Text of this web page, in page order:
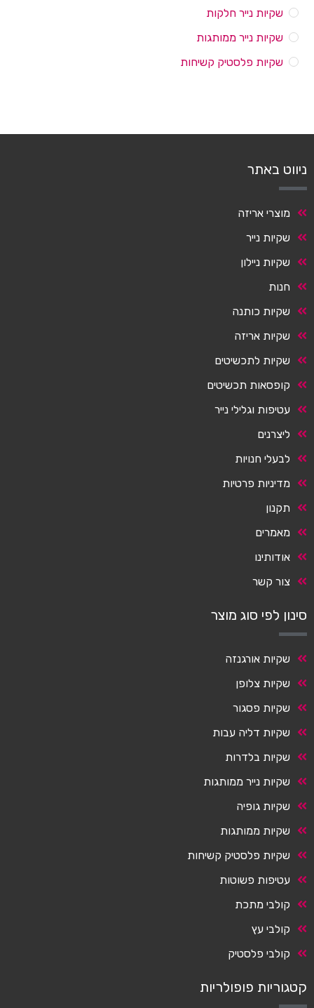
שקיות נייר חלקות
שקיות נייר ממותגות
שקיות פלסטיק קשיחות
ניווט באתר
מוצרי אריזה
שקיות נייר
שקיות ניילון
חנות
שקיות כותנה
שקיות אריזה
שקיות לתכשיטים
קופסאות תכשיטים
עטיפות וגלילי נייר
ליצרנים
לבעלי חנויות
מדיניות פרטיות
תקנון
מאמרים
אודותינו
צור קשר
סינון לפי סוג מוצר
שקיות אורגנזה
שקיות צלופן
שקיות פסגור
שקיות דליה עבות
שקיות בלדרות
שקיות נייר ממותגות
שקיות גופיה
שקיות ממותגות
שקיות פלסטיק קשיחות
עטיפות פשוטות
קולבי מתכת
קולבי עץ
קולבי פלסטיק
קטגוריות פופולריות